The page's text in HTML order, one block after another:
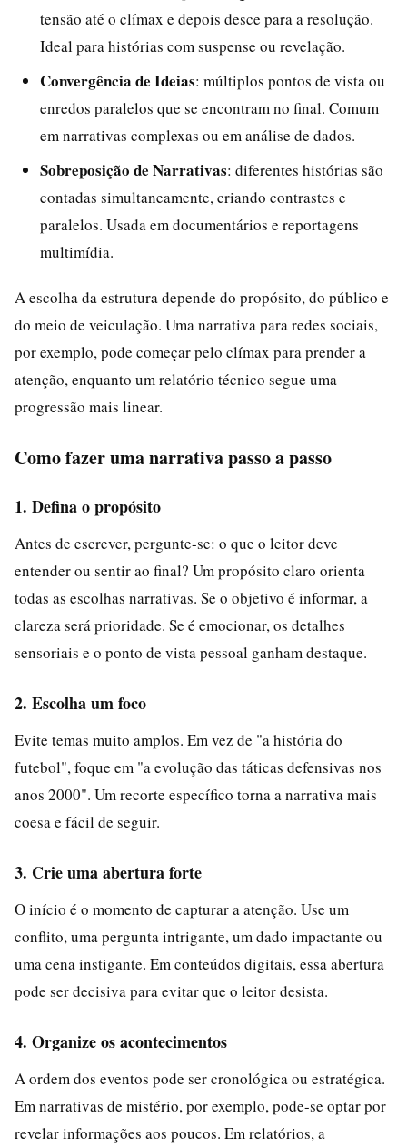
tensão até o clímax e depois desce para a resolução.
Ideal para histórias com suspense ou revelação.
Convergência de Ideias: múltiplos pontos de vista ou
enredos paralelos que se encontram no final. Comum
em narrativas complexas ou em análise de dados.
Sobreposição de Narrativas: diferentes histórias são
contadas simultaneamente, criando contrastes e
paralelos. Usada em documentários e reportagens
multimídia.
A escolha da estrutura depende do propósito, do público e
do meio de veiculação. Uma narrativa para redes sociais,
por exemplo, pode começar pelo clímax para prender a
atenção, enquanto um relatório técnico segue uma
progressão mais linear.
Como fazer uma narrativa passo a passo
1. Defina o propósito
Antes de escrever, pergunte-se: o que o leitor deve
entender ou sentir ao final? Um propósito claro orienta
todas as escolhas narrativas. Se o objetivo é informar, a
clareza será prioridade. Se é emocionar, os detalhes
sensoriais e o ponto de vista pessoal ganham destaque.
2. Escolha um foco
Evite temas muito amplos. Em vez de "a história do
futebol", foque em "a evolução das táticas defensivas nos
anos 2000". Um recorte específico torna a narrativa mais
coesa e fácil de seguir.
3. Crie uma abertura forte
O início é o momento de capturar a atenção. Use um
conflito, uma pergunta intrigante, um dado impactante ou
uma cena instigante. Em conteúdos digitais, essa abertura
pode ser decisiva para evitar que o leitor desista.
4. Organize os acontecimentos
A ordem dos eventos pode ser cronológica ou estratégica.
Em narrativas de mistério, por exemplo, pode-se optar por
revelar informações aos poucos. Em relatórios, a